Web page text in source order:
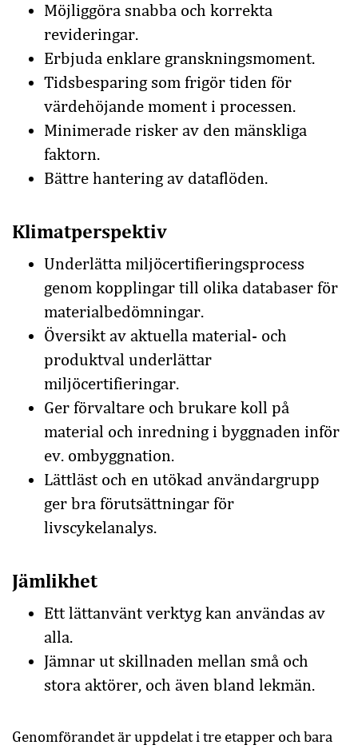
Möjliggöra snabba och korrekta
revideringar.
Erbjuda enklare granskningsmoment.
Tidsbesparing som frigör tiden för
värdehöjande moment i processen.
Minimerade risker av den mänskliga
faktorn.
Bättre hantering av dataflöden.
Klimatperspektiv
Underlätta miljöcertifieringsprocess
genom kopplingar till olika databaser för
materialbedömningar.
Översikt av aktuella material- och
produktval underlättar
miljöcertifieringar.
Ger förvaltare och brukare koll på
material och inredning i byggnaden inför
ev. ombyggnation.
Lättläst och en utökad användargrupp
ger bra förutsättningar för
livscykelanalys.
Jämlikhet
Ett lättanvänt verktyg kan användas av
alla.
Jämnar ut skillnaden mellan små och
stora aktörer, och även bland lekmän.
Genomförandet är uppdelat i tre etapper och bara